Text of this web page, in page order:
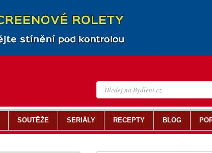
SOUTĚŽE SERIÁLY RECEPTY BLOG